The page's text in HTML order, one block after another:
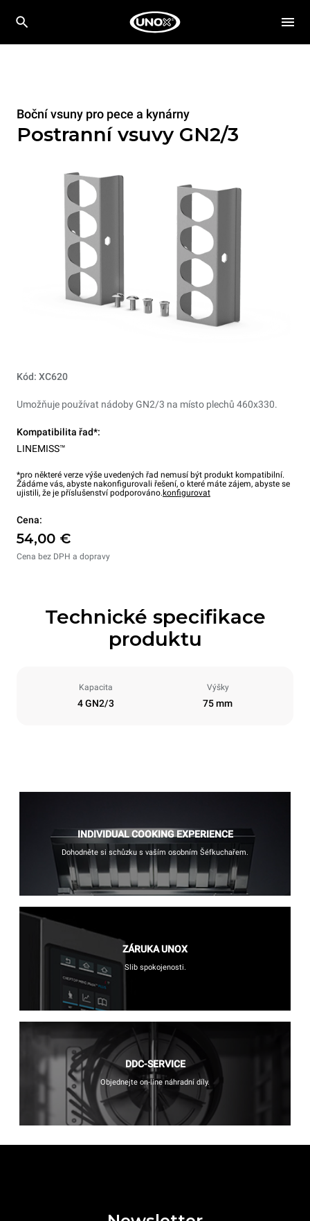
Boční vsuny pro pece a kynárny
Postranní vsuvy GN2/3
Kód: XC620
Umožňuje používat nádoby GN2/3 na místo plechů 460x330.
Kompatibilita řad*:
LINEMISS™
*pro některé verze výše uvedených řad nemusí být produkt kompatibilní.
Žádáme vás, abyste nakonfigurovali řešení, o které máte zájem, abyste se
ujistili, že je příslušenství podporováno. konfigurovat
Cena:
54,00 €
Cena bez DPH a dopravy
Technické specifikace
produktu
Kapacita
4 GN2/3
Výšky
75 mm
INDIVIDUAL COOKING EXPERIENCE
Dohodněte si schůzku s vaším osobním Šéfkuchařem.
ZÁRUKA UNOX
Slib spokojenosti.
DDC-SERVICE
Objednejte on-line náhradní díly.